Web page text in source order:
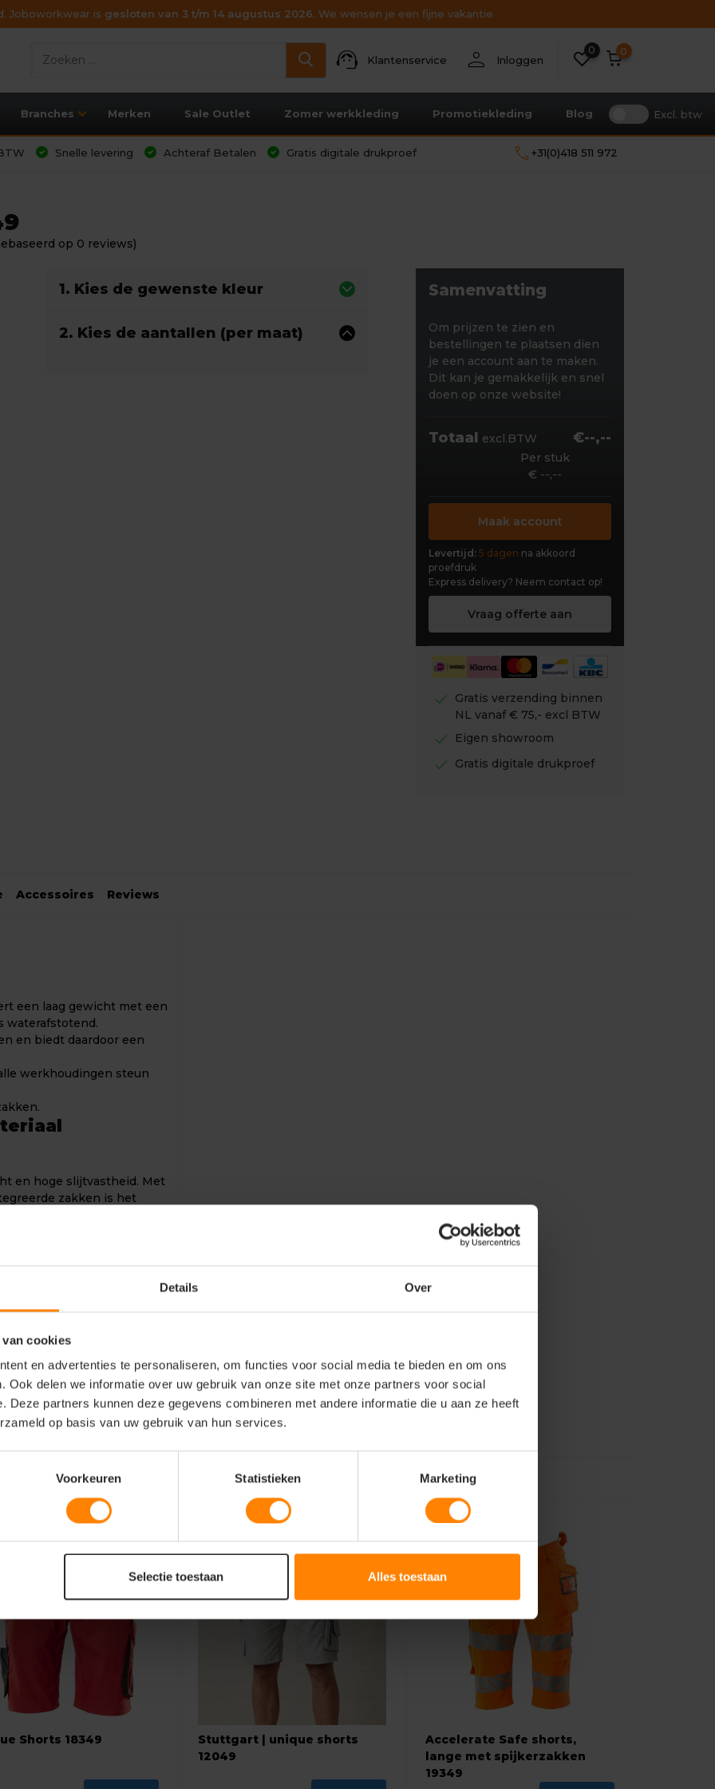
Details Over
cookies
en advertenties te personaliseren, om functies voor social media te bieden en om ons
Ook delen we informatie over uw gebruik van onze site met onze partners voor social
Deze partners kunnen deze gegevens combineren met andere informatie die u aan ze heeft
op basis van uw gebruik van hun services.
Voorkeuren Statistieken Marketing
Selectie toestaan Alles toestaan
Joboworkwear is gesloten van 3 t/m 14 augustus 2026. We wensen je een fijne vakantie
support_agent Klantenservice person Inloggen
0 0
Branches Merken Sale Outlet Zomer werkkleding Promotiekleding Blog Excl. btw
Snelle levering Achteraf Betalen Gratis digitale drukproef call +31(0)418 511 972
op 0 reviews)
1. Kies de gewenste kleur
2. Kies de aantallen (per maat)
Samenvatting
Om prijzen te zien en
bestellingen te plaatsen dien
je een account aan te maken.
Dit kan je gemakkelijk en snel
doen op onze website!
Totaal excl.BTW €--,--
Per stuk
€ --,--
Maak account
Levertijd: 5 dagen na akkoord
proefdruk
Express delivery? Neem contact op!
Vraag offerte aan
check
Gratis verzending binnen
NL vanaf € 75,- excl BTW
check Eigen showroom
check Gratis digitale drukproef
Accessoires Reviews
een laag gewicht met een
waterafstotend.
en biedt daardoor een
werkhoudingen steun
en hoge slijtvastheid. Met
zakken is het
gestikt bij de
Gulp met rits.
aan beide zijden van de
van CORDURA®
van een mes.
wordt net boven de navel
Shorts 18349
Stuttgart | unique shorts
12049
Accelerate Safe shorts,
lange met spijkerzakken
19349